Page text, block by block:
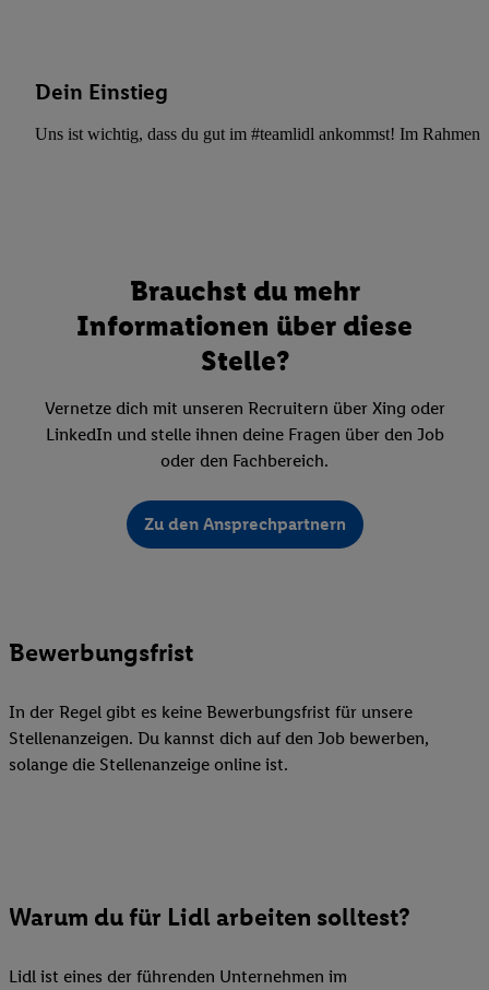
Dein Einstieg
Uns ist wichtig, dass du gut im #teamlidl ankommst! Im Rahmen
Brauchst du mehr
Informationen über diese
Stelle?
Vernetze dich mit unseren Recruitern über Xing oder
LinkedIn und stelle ihnen deine Fragen über den Job
oder den Fachbereich.
Zu den Ansprechpartnern
Bewerbungsfrist
In der Regel gibt es keine Bewerbungsfrist für unsere
Stellenanzeigen. Du kannst dich auf den Job bewerben,
solange die Stellenanzeige online ist.
Warum du für Lidl arbeiten solltest?
Lidl ist eines der führenden Unternehmen im